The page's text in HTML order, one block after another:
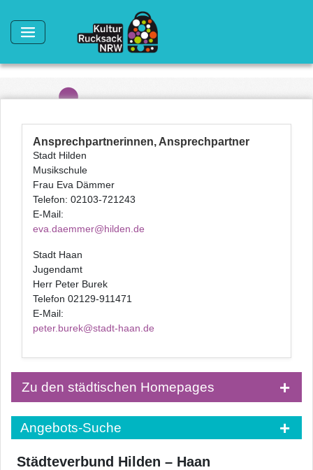
Ansprechpartnerinnen, Ansprechpartner
Stadt Hilden
Musikschule
Frau Eva Dämmer
Telefon: 02103-721243
E-Mail:
eva.daemmer@hilden.de
Stadt Haan
Jugendamt
Herr Peter Burek
Telefon 02129-911471
E-Mail:
peter.burek@stadt-haan.de
Zu den städtischen Homepages
Angebots-Suche
Städteverbund Hilden – Haan